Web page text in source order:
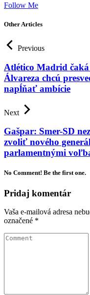
Follow Me
Other Articles
Previous
Atlético Madrid
Álvareza chcú
napĺňať ambície
Next
Gašpar: Smer-SD
zvoliť nového
parlamentnými
No Comment! Be the first one.
Pridaj komentár
Vaša e-mailová adresa
označené *